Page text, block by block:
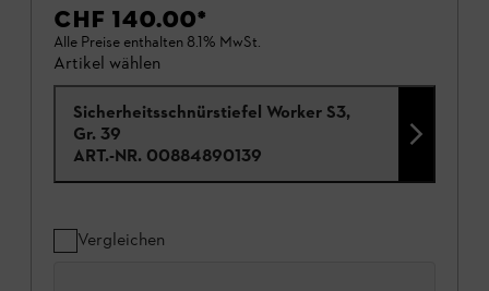
CHF 140.00*
Alle Preise enthalten 8.1% MwSt.
Artikel wählen
Sicherheitsschnürstiefel Worker S3,
Gr. 39
ART.-NR. 00884890139
Vergleichen